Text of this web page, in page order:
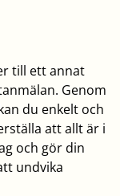
till ett annat
Genom
du enkelt och
att allt är i
och gör din
undvika